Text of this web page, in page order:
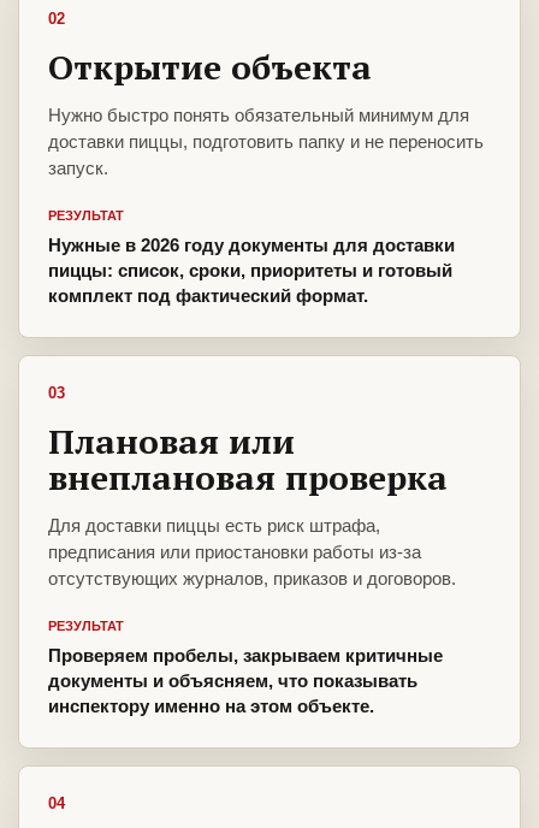
02
Открытие объекта
Нужно быстро понять обязательный минимум для
доставки пиццы, подготовить папку и не переносить
запуск.
РЕЗУЛЬТАТ
Нужные в 2026 году документы для доставки
пиццы: список, сроки, приоритеты и готовый
комплект под фактический формат.
03
Плановая или
внеплановая проверка
Для доставки пиццы есть риск штрафа,
предписания или приостановки работы из-за
отсутствующих журналов, приказов и договоров.
РЕЗУЛЬТАТ
Проверяем пробелы, закрываем критичные
документы и объясняем, что показывать
инспектору именно на этом объекте.
04